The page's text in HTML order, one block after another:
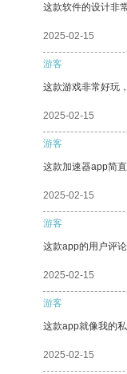
这款软件的设计非
2025-02-15
游客
这款游戏非常好玩
2025-02-15
游客
这款加速器app简
2025-02-15
游客
这款app的用户评
2025-02-15
游客
这款app就像我的
2025-02-15